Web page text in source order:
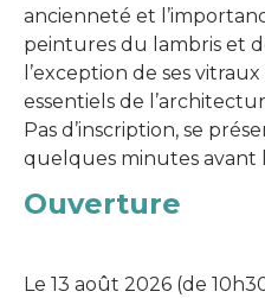
ancienneté et
peintures du lambris et
l’exception de ses
essentiels de
Pas d’inscription, se
quelques minutes avant
Ouverture
Le 13 août 2026 (de